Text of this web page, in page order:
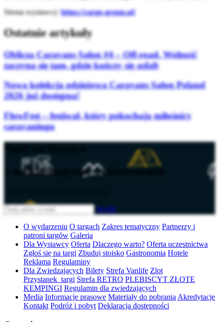
Strona wystawcy: https://cargo-group.pl/
Ostatnie artykuły
Oblicza Caravans Salon #4 – Off-road. Wolność
zaczyna się tam, gdzie kończy się asfalt
Nowa kolekcja odzieżowa Caravans Salon Poland
2026 już dostępna!
FlowFest – festiwal, który pokochają miłośnicy
caravaningu
Bądź na bieżąco
z nadchodzącymi wydarzeniami
Wyślij
O wydarzeniu O targach Zakres tematyczny Partnerzy i
patroni targów Galeria
Dla Wystawcy Oferta Dlaczego warto? Oferta uczestnictwa
Zgłoś się na targi Zbuduj stoisko Gastronomia Hotele
Reklama Regulaminy
Dla Zwiedzających Bilety Strefa Vanlife Zlot
Przystanek_targi Strefa RETRO PLEBISCYT ZŁOTE
KEMPINGI Regulamin dla zwiedzających
Media Informacje prasowe Materiały do pobrania Akredytacje
Kontakt Podróż i pobyt Deklaracja dostępności